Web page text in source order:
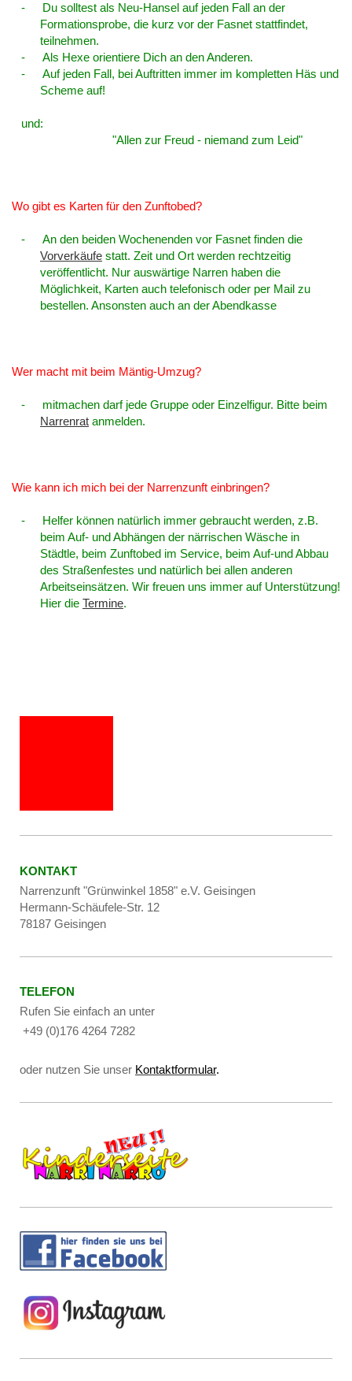
-
Du solltest als Neu-Hansel auf jeden Fall an der
Formationsprobe, die kurz vor der Fasnet stattfindet,
teilnehmen.
-
Als Hexe orientiere Dich an den Anderen.
-
Auf jeden Fall, bei Auftritten immer im kompletten Häs und
Scheme auf!
und:
"Allen zur Freud - niemand zum Leid"
Wo gibt es Karten für den Zunftobed?
-
An den beiden Wochenenden vor Fasnet finden die
Vorverkäufe statt. Zeit und Ort werden rechtzeitig
veröffentlicht. Nur auswärtige Narren haben die
Möglichkeit, Karten auch telefonisch oder per Mail zu
bestellen. Ansonsten auch an der Abendkasse
Wer macht mit beim Mäntig-Umzug?
-
mitmachen darf jede Gruppe oder Einzelfigur. Bitte beim
Narrenrat anmelden.
Wie kann ich mich bei der Narrenzunft einbringen?
-
Helfer können natürlich immer gebraucht werden, z.B.
beim Auf- und Abhängen der närrischen Wäsche in
Städtle, beim Zunftobed im Service, beim Auf-und Abbau
des Straßenfestes und natürlich bei allen anderen
Arbeitseinsätzen. Wir freuen uns immer auf Unterstützung!
Hier die Termine.
KONTAKT
Narrenzunft "Grünwinkel 1858" e.V. Geisingen
Hermann-Schäufele-Str. 12
78187 Geisingen
TELEFON
Rufen Sie einfach an unter
+49 (0)176 4264 7282
oder nutzen Sie unser Kontaktformular.